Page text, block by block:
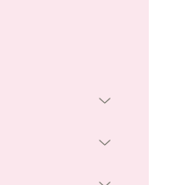
submenu